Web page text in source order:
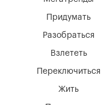
Придумать
Разобраться
Взлететь
Переключиться
Жить